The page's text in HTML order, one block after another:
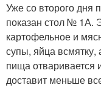
Уже со второго дня
показан стол № 1А.
картофельное и
супы, яйца всмятку,
пища отваривается
доставит меньше